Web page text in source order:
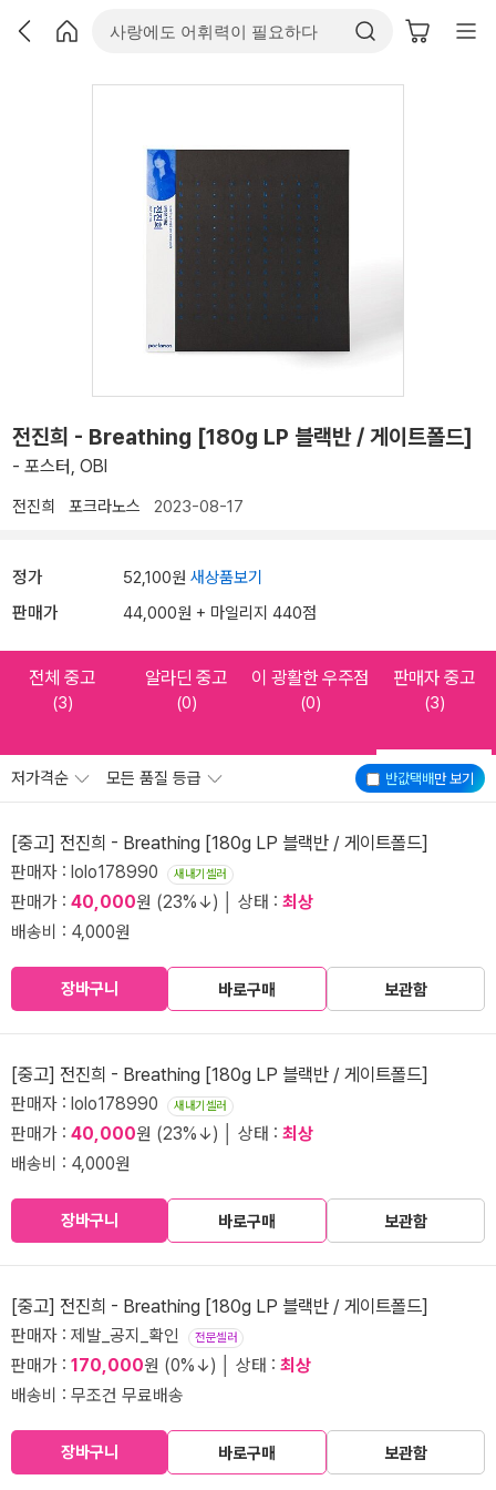
전진희 - Breathing [180g LP 블랙반 / 게이트폴드]
- 포스터, OBI
전진희 포크라노스 2023-08-17
정가 52,100원 새상품보기
판매가 44,000원 + 마일리지 440점
전체 중고
(3)
알라딘 중고
(0)
이 광활한 우주점
(0)
판매자 중고
(3)
반값택배만 보기
저가격순 모든 품질 등급
[중고] 전진희 - Breathing [180g LP 블랙반 / 게이트폴드]
판매자 : lolo178990 새내기셀러
판매가 : 40,000원 (23%↓) │ 상태 : 최상
배송비 : 4,000원
장바구니 바로구매 보관함
[중고] 전진희 - Breathing [180g LP 블랙반 / 게이트폴드]
판매자 : lolo178990 새내기셀러
판매가 : 40,000원 (23%↓) │ 상태 : 최상
배송비 : 4,000원
장바구니 바로구매 보관함
[중고] 전진희 - Breathing [180g LP 블랙반 / 게이트폴드]
판매자 : 제발_공지_확인 전문셀러
판매가 : 170,000원 (0%↓) │ 상태 : 최상
배송비 : 무조건 무료배송
장바구니 바로구매 보관함